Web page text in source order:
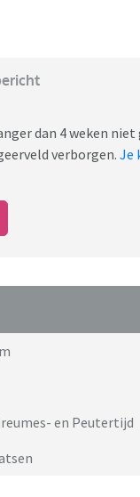
dan 4 weken niet
verborgen. Je
en Peutertijd